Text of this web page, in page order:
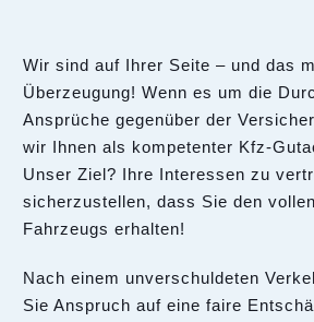
Wir sind auf Ihrer Seite – und das
Überzeugung! Wenn es um die
Ansprüche gegenüber der
wir Ihnen als kompetenter Kfz-
Unser Ziel? Ihre Interessen zu
sicherzustellen, dass Sie den
Fahrzeugs erhalten!
Nach einem unverschuldeten
Sie Anspruch auf eine faire